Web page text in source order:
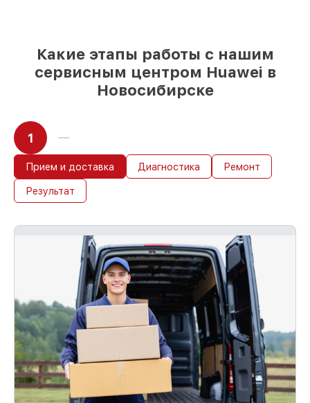
Какие этапы работы с нашим
сервисным центром Huawei в
Новосибирске
1
Прием и доставка Диагностика Ремонт
Результат